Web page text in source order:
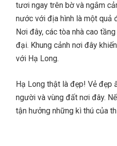
tươi ngay trên bờ và ngắm
nước với địa hình là một quả
Nơi đây, các tòa nhà cao
đại. Khung cảnh nơi đây
với Hạ Long.
Hạ Long thật là đẹp! Vẻ đẹp
người và vùng đất nơi đây.
tận hưởng những kì thú của